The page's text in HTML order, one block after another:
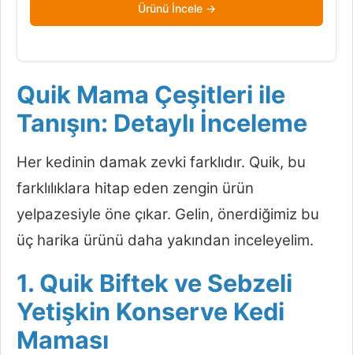
Ürünü İncele
Quik Mama Çeşitleri ile
Tanışın: Detaylı İnceleme
Her kedinin damak zevki farklıdır. Quik, bu
farklılıklara hitap eden zengin ürün
yelpazesiyle öne çıkar. Gelin, önerdiğimiz bu
üç harika ürünü daha yakından inceleyelim.
1. Quik Biftek ve Sebzeli
Yetişkin Konserve Kedi
Maması